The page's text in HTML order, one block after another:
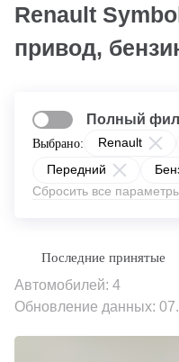
Renault
привод,
Выбрано: Renault
Передний
Сбросить все
Полный
Автомобилей: 4
Обновление данных: